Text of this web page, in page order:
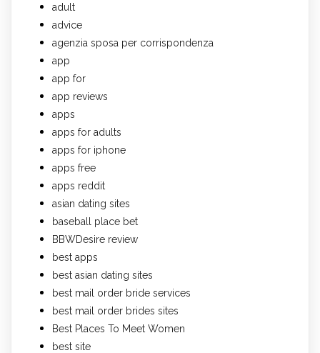
adult
advice
agenzia sposa per corrispondenza
app
app for
app reviews
apps
apps for adults
apps for iphone
apps free
apps reddit
asian dating sites
baseball place bet
BBWDesire review
best apps
best asian dating sites
best mail order bride services
best mail order brides sites
Best Places To Meet Women
best site